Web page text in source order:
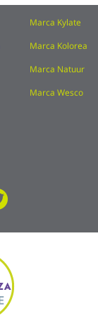
Marca Kylate
Marca Kolorea
Marca Natuur
Marca Wesco